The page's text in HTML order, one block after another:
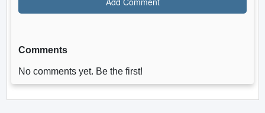
Comments
No comments yet. Be the first!